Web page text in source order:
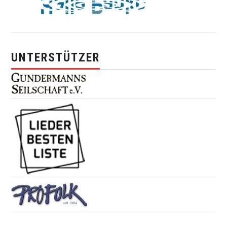
UNTERSTÜTZER